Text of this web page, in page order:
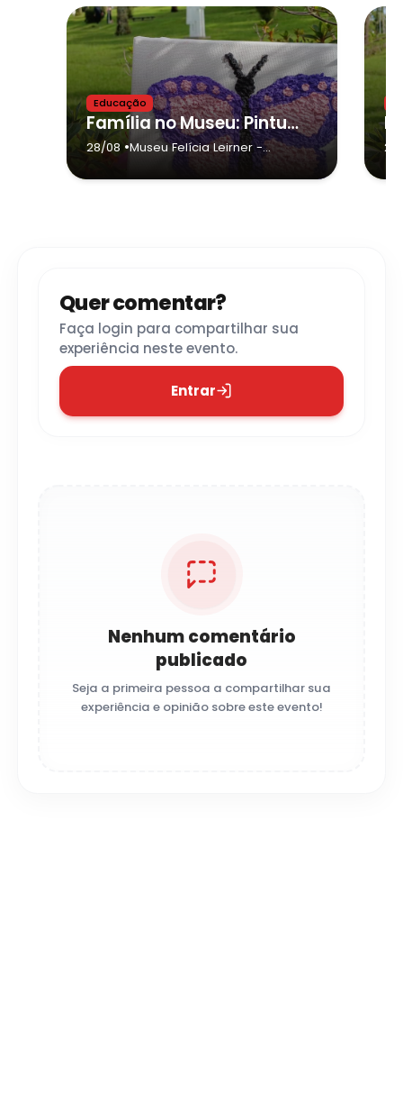
Educação
Família no Museu: Pintura Texturizada
28/08 •Museu Felícia Leirner-
Quer comentar?
Faça login para compartilhar sua
experiência neste evento.
Entrar
Nenhum comentário
publicado
Seja a primeira pessoa a compartilhar sua
experiência e opinião sobre este evento!